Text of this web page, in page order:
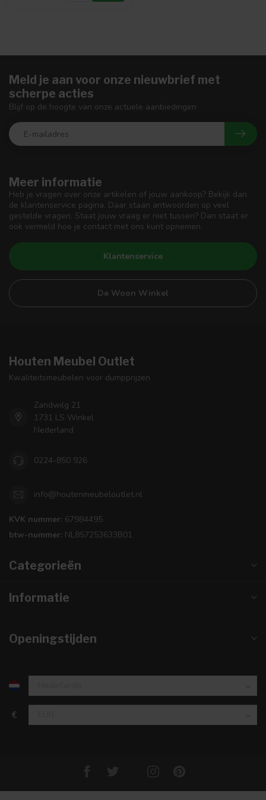
Meer informatie
Heb je vragen over onze artikelen of jouw aankoop? Bekijk dan
de klantenservice pagina. Daar staan antwoorden op veel
gestelde vragen. Staat jouw vraag er niet tussen? Dan staat er
ook vermeld hoe je contact met ons kunt opnemen.
Klantenservice
De Woon Winkel
Meld je aan voor onze nieuwbrief met
scherpe acties
Blijf op de hoogte van onze actuele aanbiedingen
Houten Meubel Outlet
Kwaliteitsmeubelen voor dumpprijzen
Zandwilg 21
1731 LS Winkel
Nederland
0224-850 926
info@houtenmeubeloutlet.nl
KVK nummer: 67984495
btw-nummer: NL857253633B01
Categorieën
Informatie
Openingstijden
€